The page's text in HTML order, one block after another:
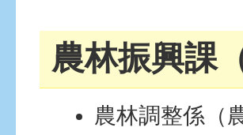
農林振興課
農林調整係（